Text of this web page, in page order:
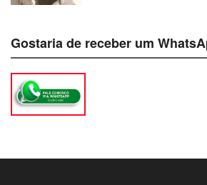
Gostaria de receber um